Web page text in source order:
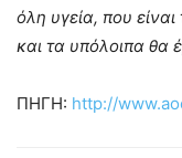
όλη υγεία, που
και τα υπόλοιπα θα
ΠΗΓΗ: http://